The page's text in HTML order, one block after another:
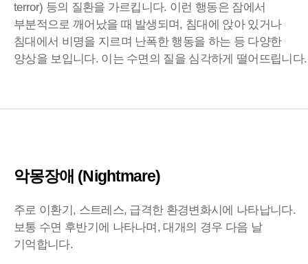
terror) 등의 질환을 가르킵니다. 이런 행동은 잠에서
부분적으로 깨어났을 때 발생되며, 침대에 앉아 있거나
침대에서 비명을 지르며 난폭한 행동을 하는 등 다양한
양상을 보입니다. 이는 수면의 질을 심각하게 떨어뜨립니다.
악몽장애 (Nightmare)
주로 이환기, 스트레스, 급격한 환경변화시에 나타납니다.
보통 수면 후반기에 나타나며, 대개의 경우 다음 날
기억합니다.